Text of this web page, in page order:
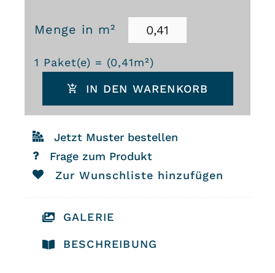
Menge in m²
1 Paket(e) = (0,41m²)
Hexa
-
Farbe:
Fichte
Menge
IN DEN WARENKORB
Jetzt Muster bestellen
Frage zum Produkt
Zur Wunschliste hinzufügen
GALERIE
BESCHREIBUNG